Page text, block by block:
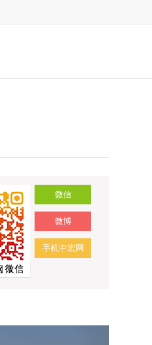
微信
微博
手机中宏网